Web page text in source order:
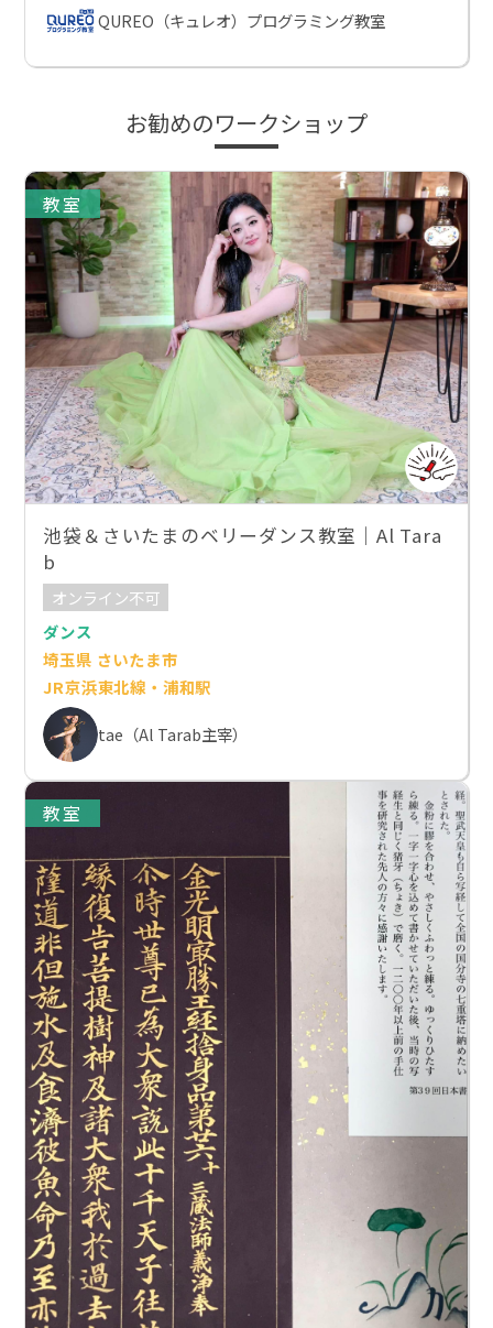
QUREO（キュレオ）プログラミング教室
お勧めのワークショップ
教室
池袋＆さいたまのベリーダンス教室｜Al Tara
b
オンライン不可
ダンス
埼玉県 さいたま市
JR京浜東北線・浦和駅
tae（Al Tarab主宰）
教室